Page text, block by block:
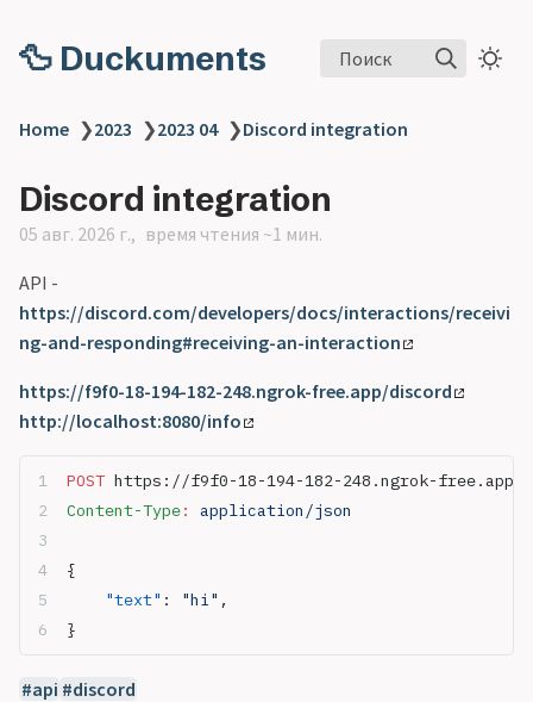
🦆 Duckuments Поиск
Home ❯2023 ❯2023 04 ❯Discord integration
Discord integration
05 авг. 2026 г. время чтения ~1 мин.
API -
https://discord.com/developers/docs/interactions/receivi
ng-and-responding#receiving-an-interaction
https://f9f0-18-194-182-248.ngrok-free.app/discord
http://localhost:8080/info
POST https://f9f0-18-194-182-248.ngrok-
Content-Type: application/json
{
    "text"
: "hi" ,
}
api discord